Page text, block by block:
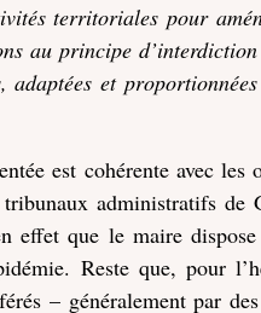
territoriales pour
au principe
adaptées et
est cohérente avec les
administratifs de
effet que le maire
Reste que, pour
– généralement par